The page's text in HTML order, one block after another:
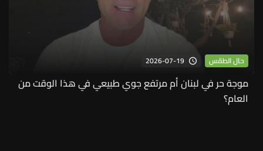
حال الطقس 2026-07-19
موجة حر في لبنان أم مرتفع جوي طبيعي في هذا الوقت من
العام؟